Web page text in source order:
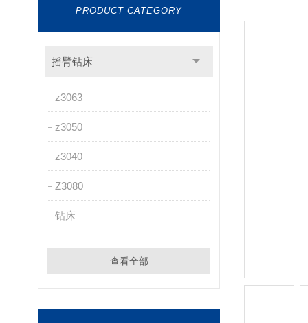
PRODUCT CATEGORY
摇臂钻床
z3063
z3050
z3040
Z3080
钻床
查看全部